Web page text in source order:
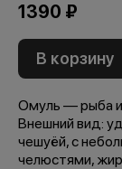
1390 ₽
В корзину
Омуль — рыба
Внешний вид:
чешуёй, с
челюстями,